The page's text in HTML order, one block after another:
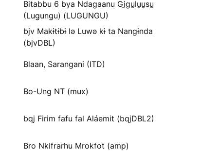
Bitabbu 6 bya Ndagaanu Gi̱gu̱lu̱u̱su̱
(Lugungu) (LUGUNGU)
bjv Makɨtɨbɨ lə Luwə kɨ ta Nangɨnda
(bjvDBL)
Blaan, Sarangani (ITD)
Bo-Ung NT (mux)
bqj Firim fafu fal Aláemit (bqjDBL2)
Bro Nkifrarhu Mrokfot (amp)